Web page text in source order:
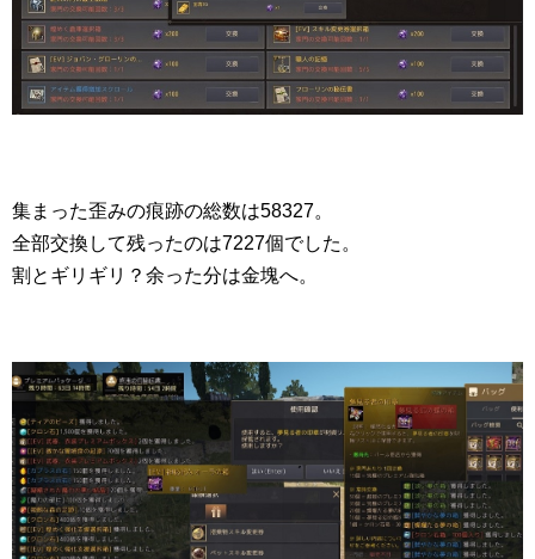
集まった歪みの痕跡の総数は58327。
全部交換して残ったのは7227個でした。
割とギリギリ？余った分は金塊へ。